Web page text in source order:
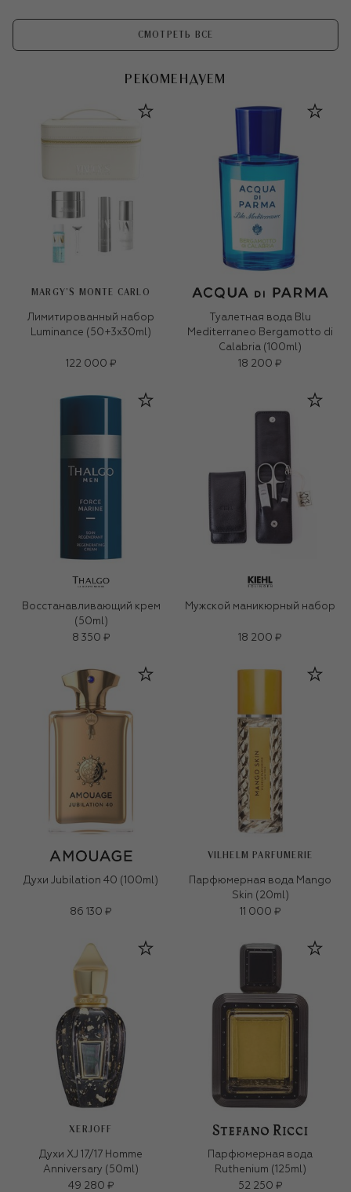
СМОТРЕТЬ ВСЕ
РЕКОМЕНДУЕМ
MARGY’S MONTE CARLO
Лимитированный набор
Luminance (50+3x30ml)
122 000 ₽
Туалетная вода Blu
Mediterraneo Bergamotto di
Calabria (100ml)
18 200 ₽
Восстанавливающий крем
(50ml)
8 350 ₽
Мужской маникюрный набор
18 200 ₽
Духи Jubilation 40 (100ml)
86 130 ₽
VILHELM PARFUMERIE
Парфюмерная вода Mango
Skin (20ml)
11 000 ₽
XERJOFF
Духи XJ 17/17 Homme
Anniversary (50ml)
49 280 ₽
Парфюмерная вода
Ruthenium (125ml)
52 250 ₽